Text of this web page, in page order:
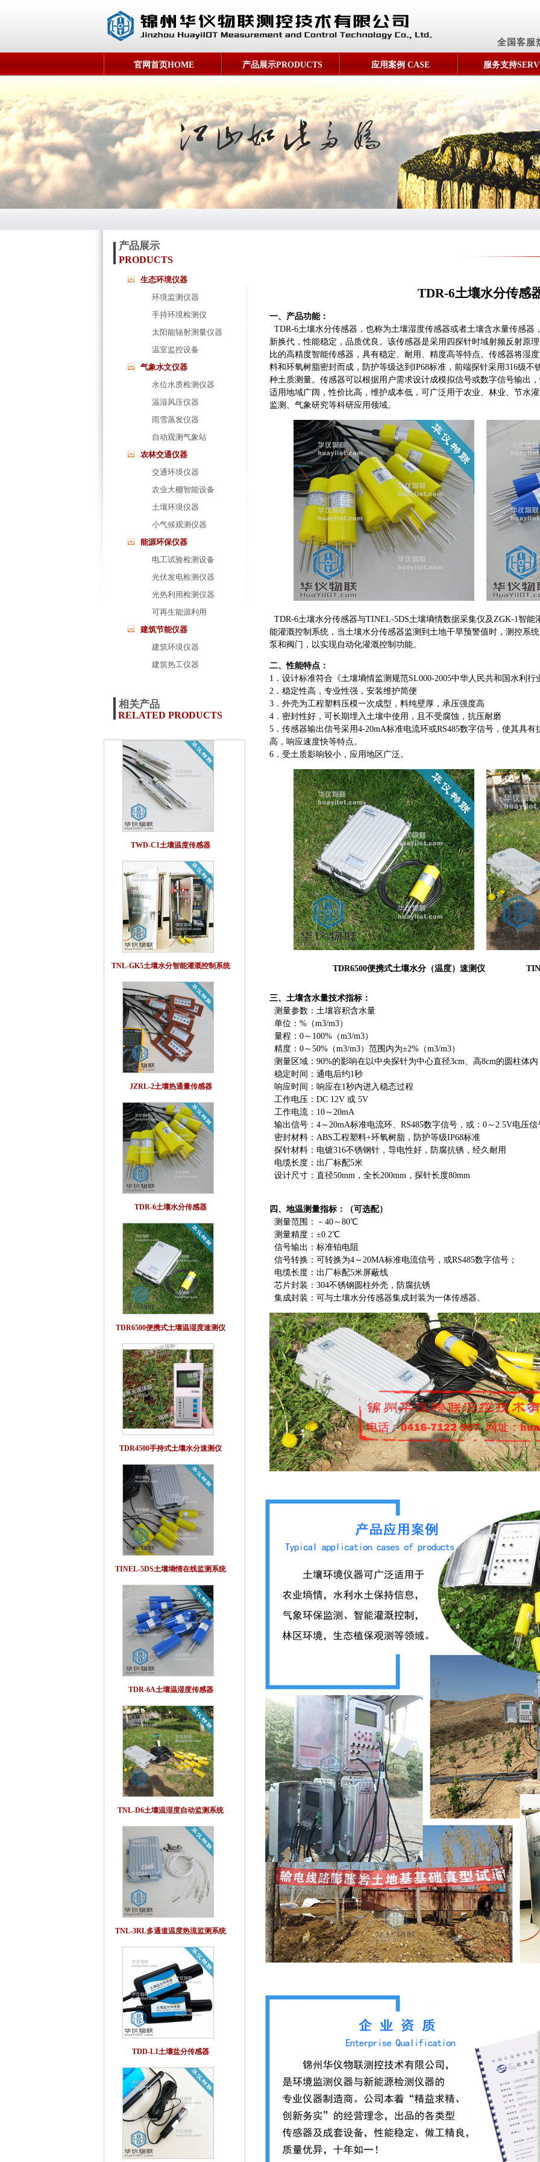
全国客服
官网首页HOME 产品展示PRODUCTS 应用案例 CASE 服务支持
产品展示
PRODUCTS
生态环境仪器
环境监测仪器
手持环境检测仪
太阳能辐射测量仪器
温室监控设备
气象水文仪器
水位水质检测仪器
温湿风压仪器
雨雪蒸发仪器
自动观测气象站
农林交通仪器
交通环境仪器
农业大棚智能设备
土壤环境仪器
小气候观测仪器
能源环保仪器
电工试验检测设备
光伏发电检测仪器
光热利用检测仪器
可再生能源利用
建筑节能仪器
建筑环境仪器
建筑热工仪器
TDR-6土壤水分传感
一、产品功能：
TDR-6土壤水分传感器，也称为土壤湿度传感器或者土壤含水量传感器
新换代，性能稳定，品质优良。该传感器是采用四探针时域射频反射原
比的高精度智能传感器，具有稳定、耐用、精度高等特点。传感器将湿
料和环氧树脂密封而成，防护等级达到IP68标准，前端探针采用316级
种土质测量。传感器可以根据用户需求设计成模拟信号或数字信号输出
适用地域广阔，性价比高，维护成本低，可广泛用于农业、林业、节水
监测、气象研究等科研应用领域。
TDR-6土壤水分传感器与TINEL-5DS土壤墒情数据采集仪及ZGK-1智
能灌溉控制系统，当土壤水分传感器监测到土地干旱预警值时，测控系
泵和阀门，以实现自动化灌溉控制功能。
二、性能特点：
1．设计标准符合《土壤墒情监测规范SL000-2005中华人民共和国水利
2．稳定性高，专业性强，安装维护简便
3．外壳为工程塑料压模一次成型，料纯壁厚，承压强度高
4．密封性好，可长期埋入土壤中使用，且不受腐蚀，抗压耐磨
5．传感器输出信号采用4-20mA标准电流环或RS485数字信号，使其具
高，响应速度快等特点。
6．受土质影响较小，应用地区广泛。
TDR6500便携式土壤水分（温度）速测仪
三、土壤含水量技术指标：
测量参数：土壤容积含水量
单位：%（m3/m3）
量程：0～100%（m3/m3）
精度：0～50%（m3/m3）范围内为±2%（m3/m3）
测量区域：90%的影响在以中央探针为中心直径3cm、高8cm的圆柱体内
稳定时间：通电后约1秒
响应时间：响应在1秒内进入稳态过程
工作电压：DC 12V 或 5V
工作电流：10～20mA
输出信号：4～20mA标准电流环、RS485数字信号，或：0～2.5V电压信
密封材料：ABS工程塑料+环氧树脂，防护等级IP68标准
探针材料：电镀316不锈钢针，导电性好，防腐抗锈，经久耐用
电缆长度：出厂标配5米
设计尺寸：直径50mm，全长200mm，探针长度80mm
四、地温测量指标：（可选配）
测量范围：－40～80℃
测量精度：±0.2℃
信号输出：标准铂电阻
信号转换：可转换为4～20MA标准电流信号，或RS485数字信号；
电缆长度：出厂标配5米屏蔽线
芯片封装：304不锈钢圆柱外壳，防腐抗锈
集成封装：可与土壤水分传感器集成封装为一体传感器。
相关产品
RELATED PRODUCTS
TWD-C1土壤温度传感器
TNL-GK5土壤水分智能灌溉控制系统
JZRL-2土壤热通量传感器
TDR-6土壤水分传感器
TDR6500便携式土壤温湿度速测仪
TDR4500手持式土壤水分速测仪
TINEL-5DS土壤墒情在线监测系统
TDR-6A土壤温湿度传感器
TNL-D6土壤温湿度自动监测系统
TNL-3RL多通道温度热流监测系统
TDD-L1土壤盐分传感器